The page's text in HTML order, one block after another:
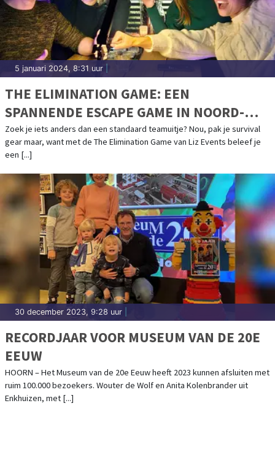
5 januari 2024, 8:31 uur
THE ELIMINATION GAME: EEN
SPANNENDE ESCAPE GAME IN NOORD-
HOLLAND
Zoek je iets anders dan een standaard teamuitje? Nou, pak je survival
gear maar, want met de The Elimination Game van Liz Events beleef je
een [...]
30 december 2023, 9:28 uur
RECORDJAAR VOOR MUSEUM VAN DE 20E
EEUW
HOORN – Het Museum van de 20e Eeuw heeft 2023 kunnen afsluiten met
ruim 100.000 bezoekers. Wouter de Wolf en Anita Kolenbrander uit
Enkhuizen, met [...]